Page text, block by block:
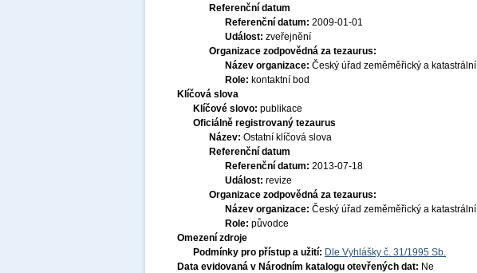
Referenční datum
Referenční datum: 2009-01-01
Událost: zveřejnění
Organizace zodpovědná za tezaurus:
Název organizace: Český úřad zeměměřický a katastrální
Role: kontaktní bod
Klíčová slova
Klíčové slovo: publikace
Oficiálně registrovaný tezaurus
Název: Ostatní klíčová slova
Referenční datum
Referenční datum: 2013-07-18
Událost: revize
Organizace zodpovědná za tezaurus:
Název organizace: Český úřad zeměměřický a katastrální
Role: původce
Omezení zdroje
Podmínky pro přístup a užití: Dle Vyhlášky č. 31/1995 Sb.
Data evidovaná v Národním katalogu otevřených dat: Ne